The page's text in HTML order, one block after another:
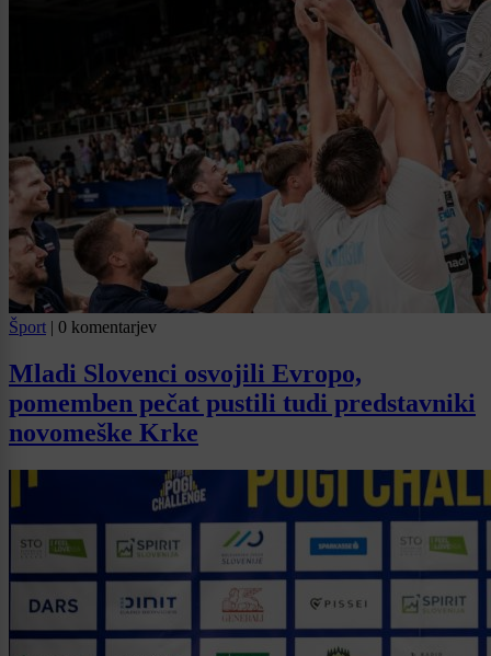
Šport | 0 komentarjev
Mladi Slovenci osvojili Evropo,
pomemben pečat pustili tudi predstavniki
novomeške Krke